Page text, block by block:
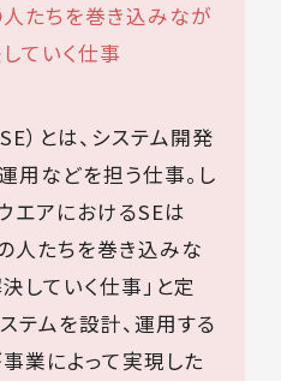
たちを巻き込みなが
ていく仕事
）とは、システム開発
用などを担う仕事。し
エアにおけるSEは
人たちを巻き込みな
していく仕事」と定
テムを設計、運用する
業によって実現した